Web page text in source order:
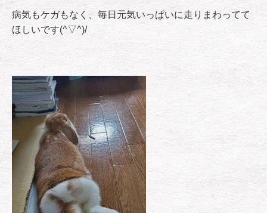
病気もケガもなく、毎日元気いっぱいに走りまわってて
ほしいです(^▽^)/